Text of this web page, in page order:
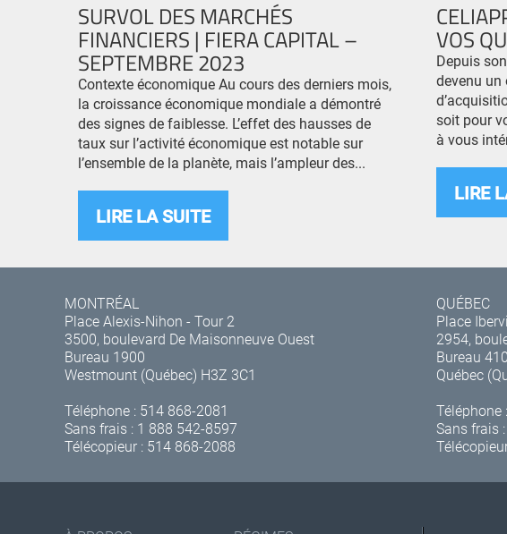
SURVOL DES MARCHÉS
FINANCIERS | FIERA CAPITAL –
SEPTEMBRE 2023
Contexte économique Au cours des derniers mois,
la croissance économique mondiale a démontré
des signes de faiblesse. L’effet des hausses de
taux sur l’activité économique est notable sur
l’ensemble de la planète, mais l’ampleur des...
LIRE LA SUITE
VOS
Depuis
devenu
soit pour
à vous
LIRE
MONTRÉAL
Place Alexis-Nihon - Tour 2
3500, boulevard De Maisonneuve Ouest
Bureau 1900
Westmount (Québec) H3Z 3C1
Téléphone : 514 868-2081
Sans frais : 1 888 542-8597
Télécopieur : 514 868-2088
QUÉBEC
Place
2954,
Bureau 410
Québec
Téléphone :
Sans frais :